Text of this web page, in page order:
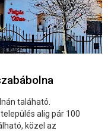
taláható.
alig pár 100
közel az